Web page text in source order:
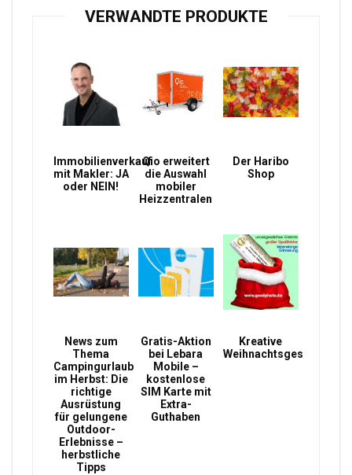
VERWANDTE PRODUKTE
Immobilienverkauf
mit Makler: JA
oder NEIN!
Qio erweitert
die Auswahl
mobiler
Heizzentralen
Der Haribo
Shop
News zum
Thema
Campingurlaub
im Herbst: Die
richtige
Ausrüstung
für gelungene
Outdoor-
Erlebnisse –
herbstliche
Tipps
Gratis-Aktion
bei Lebara
Mobile –
kostenlose
SIM Karte mit
Extra-
Guthaben
Kreative
Weihnachtsgeschenke